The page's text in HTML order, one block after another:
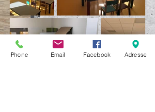
Phone Email Facebook Adresse